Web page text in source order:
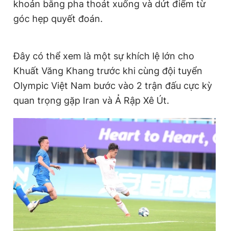
khoản bằng pha thoát xuống và dứt điểm từ
góc hẹp quyết đoán.
Đây có thể xem là một sự khích lệ lớn cho
Khuất Văng Khang trước khi cùng đội tuyển
Olympic Việt Nam bước vào 2 trận đấu cực kỳ
quan trọng gặp Iran và Ả Rập Xê Út.